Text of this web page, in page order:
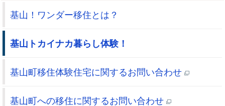
基山！ワンダー移住とは？
基山トカイナカ暮らし体験！
基山町移住体験住宅に関するお問い合わせ
基山町への移住に関するお問い合わせ